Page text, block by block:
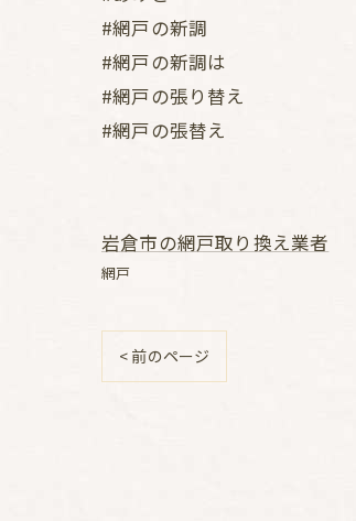
#網戸の新調
#網戸の新調は
#網戸の張り替え
#網戸の張替え
岩倉市の網戸取り換え業者
網戸
< 前のページ